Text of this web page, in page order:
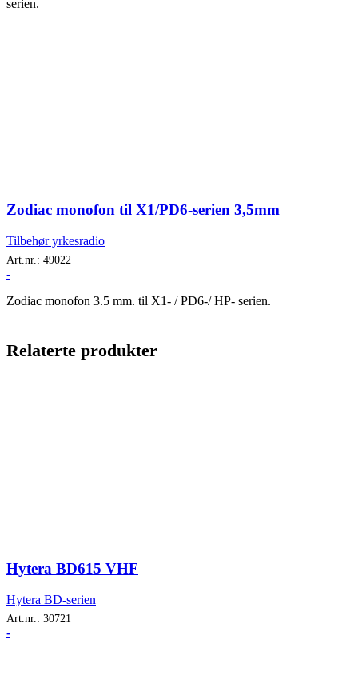
serien.
Zodiac monofon til X1/PD6-serien 3,5mm
Tilbehør yrkesradio
Art.nr.: 49022
-
Zodiac monofon 3.5 mm. til X1- / PD6-/ HP- serien.
Relaterte produkter
Hytera BD615 VHF
Hytera BD-serien
Art.nr.: 30721
-